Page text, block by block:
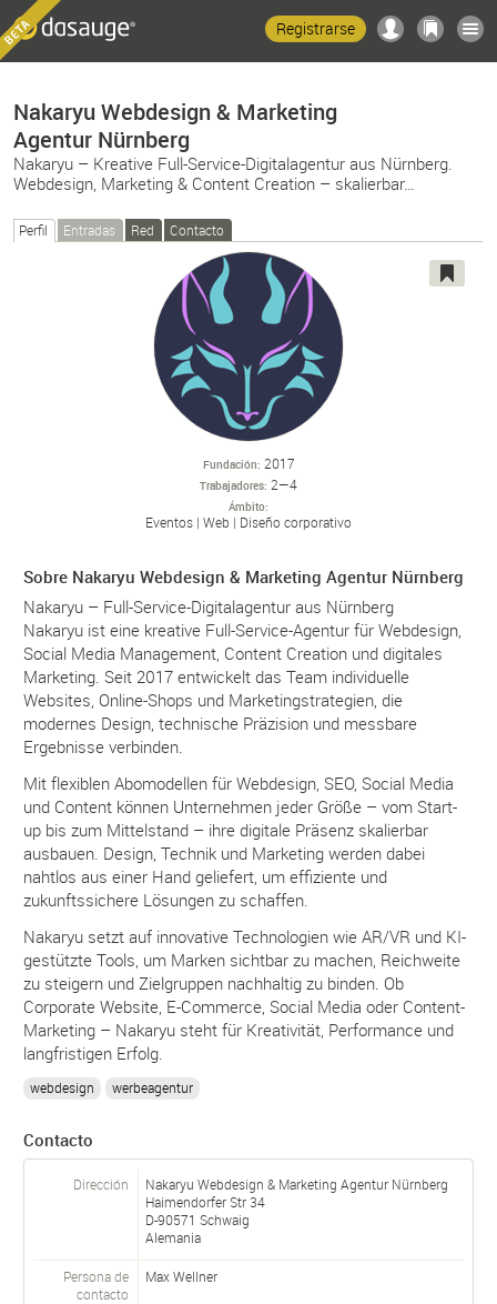
Registrarse
Nakaryu Webdesign & Marketing
Agentur Nürnberg
Nakaryu – Kreative Full-Service-Digitalagentur aus Nürnberg.
Webdesign, Marketing & Content Creation – skalierbar…
Perfil Entradas Red Contacto
Fundación 2017
Trabajadores 2—4
Ámbito
Eventos Web Diseño corporativo
Sobre Nakaryu Webdesign & Marketing Agentur Nürnberg
Nakaryu – Full-Service-Digitalagentur aus Nürnberg
Nakaryu ist eine kreative Full-Service-Agentur für Webdesign,
Social Media Management, Content Creation und digitales
Marketing. Seit 2017 entwickelt das Team individuelle
Websites, Online-Shops und Marketingstrategien, die
modernes Design, technische Präzision und messbare
Ergebnisse verbinden.
Mit flexiblen Abomodellen für Webdesign, SEO, Social Media
und Content können Unternehmen jeder Größe – vom Start-
up bis zum Mittelstand – ihre digitale Präsenz skalierbar
ausbauen. Design, Technik und Marketing werden dabei
nahtlos aus einer Hand geliefert, um effiziente und
zukunftssichere Lösungen zu schaffen.
Nakaryu setzt auf innovative Technologien wie AR/VR und KI-
gestützte Tools, um Marken sichtbar zu machen, Reichweite
zu steigern und Zielgruppen nachhaltig zu binden. Ob
Corporate Website, E-Commerce, Social Media oder Content-
Marketing – Nakaryu steht für Kreativität, Performance und
langfristigen Erfolg.
webdesign werbeagentur
Contacto
Dirección
Nakaryu Webdesign & Marketing Agentur Nürnberg
Haimendorfer Str 34
D-90571 Schwaig
Alemania
Persona de
contacto
Max Wellner